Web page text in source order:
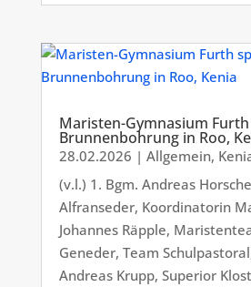
Maristen-Gymnasium
Brunnenbohrung in Roo,
28.02.2026 | Allgemein,
(v.l.) 1. Bgm. Andreas
Alfranseder, Koordinatorin
Johannes Räpple,
Geneder, Team
Andreas Krupp, Superior